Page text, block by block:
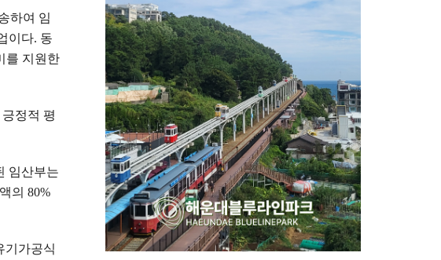
하여 임
이다. 동
를 지원한
정적 평
임산부는
의 80%
기가공식